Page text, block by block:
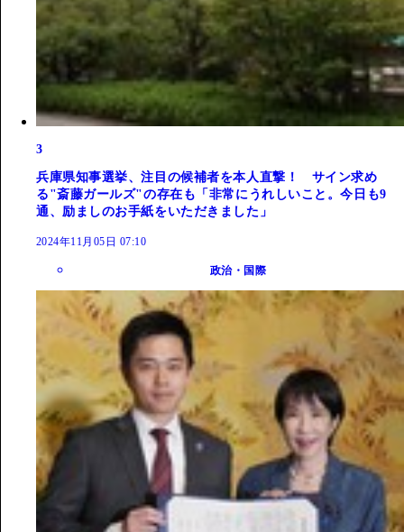
3
兵庫県知事選挙、注目の候補者を本人直撃！ サイン求め
る"斎藤ガールズ"の存在も「非常にうれしいこと。今日も9
通、励ましのお手紙をいただきました」
2024年11月05日 07:10
政治・国際